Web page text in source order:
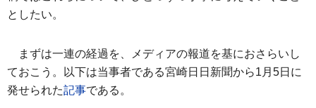
としたい。
まずは一連の経過を、メディアの報道を基におさらいし
ておこう。以下は当事者である宮崎日日新聞から1月5日に
発せられた記事である。